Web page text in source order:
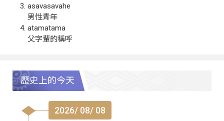
asavasavahe
男性青年
atamatama
父字輩的稱呼
歷史上的今天
2026/ 08/ 08